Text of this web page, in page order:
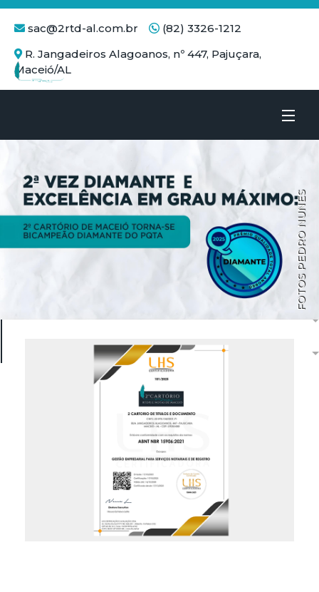
sac@2rtd-al.com.br
(82) 3326-1212
R. Jangadeiros Alagoanos, nº 447, Pajuçara,
Maceió/AL
Serviços
Notícias
Contato
FOTOS PEDRO NUNES